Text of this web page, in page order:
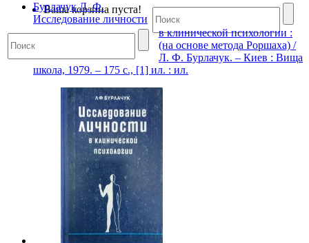
Ваша корзина пуста!
Бурлачук Л. Ф.
Исследование личности
в клинической психологии :
(на основе метода Роршаха) /
Л. Ф. Бурлачук. – Киев : Вища
школа, 1979. – 175 с., [1] ил. : ил.